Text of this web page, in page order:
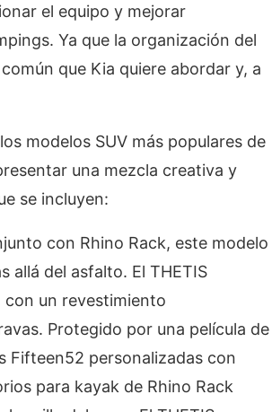
el equipo y mejorar
Ya que la organización del
que Kia quiere abordar y, a
modelos SUV más populares de
una mezcla creativa y
se incluyen:
con Rhino Rack, este modelo
allá del asfalto. El THETIS
con un revestimiento
Protegido por una película de
Fifteen52 personalizadas con
para kayak de Rhino Rack